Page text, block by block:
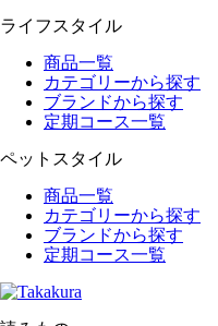
ライフスタイル
商品一覧
カテゴリーから探す
ブランドから探す
定期コース一覧
ペットスタイル
商品一覧
カテゴリーから探す
ブランドから探す
定期コース一覧